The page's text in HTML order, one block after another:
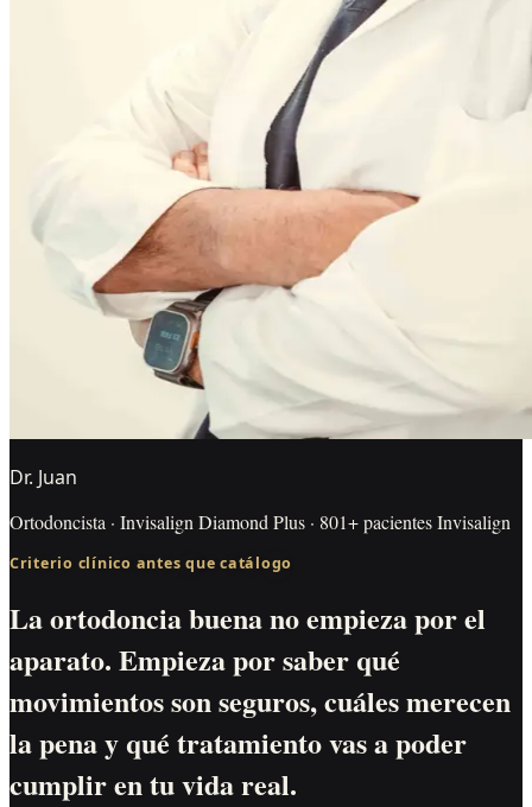
Dr. Juan
Ortodoncista · Invisalign Diamond Plus · 801+ pacientes Invisalign
Criterio clínico antes que catálogo
La ortodoncia buena no empieza por el
aparato. Empieza por saber qué
movimientos son seguros, cuáles merecen
la pena y qué tratamiento vas a poder
cumplir en tu vida real.